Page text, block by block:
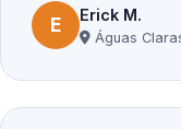
E Erick M.
Águas